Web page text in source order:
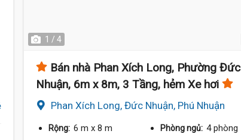
12.9 Tỷ 1 / 4
Bán nhà Phan Xích Long, Phường Đức
Nhuận, 6m x 8m, 3 Tầng, hẻm Xe hơi
Phan Xích Long, Đức Nhuận, Phú Nhuận
Rộng: 6 m x 8 m Phòng ngủ: 4 phòng